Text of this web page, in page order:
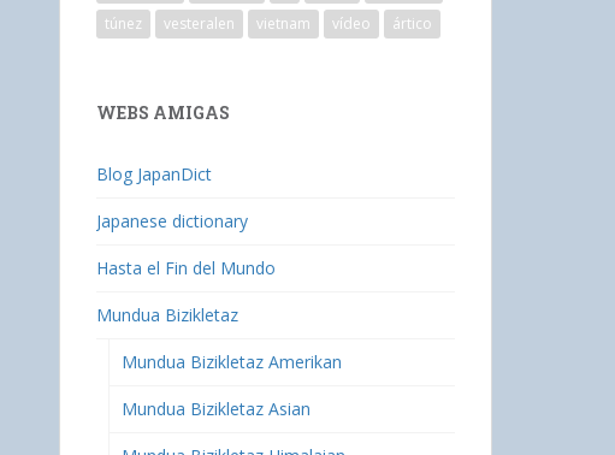
túnez
vesteralen vietnam vídeo ártico
WEBS AMIGAS
Blog JapanDict
Japanese dictionary
Hasta el Fin del Mundo
Mundua Bizikletaz
Mundua Bizikletaz Amerikan
Mundua Bizikletaz Asian